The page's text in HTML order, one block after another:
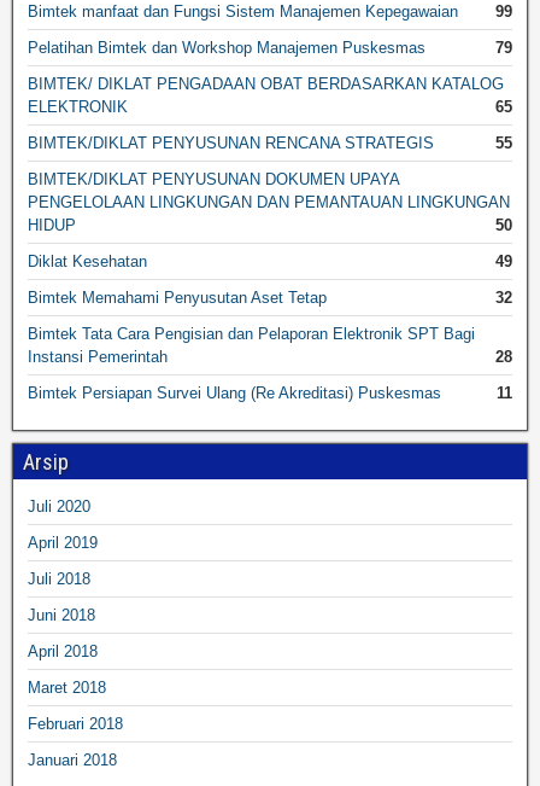
Bimtek manfaat dan Fungsi Sistem Manajemen Kepegawaian
99
Pelatihan Bimtek dan Workshop Manajemen Puskesmas
79
BIMTEK/ DIKLAT PENGADAAN OBAT BERDASARKAN KATALOG
ELEKTRONIK
65
BIMTEK/DIKLAT PENYUSUNAN RENCANA STRATEGIS
55
BIMTEK/DIKLAT PENYUSUNAN DOKUMEN UPAYA
PENGELOLAAN LINGKUNGAN DAN PEMANTAUAN LINGKUNGAN
HIDUP
50
Diklat Kesehatan
49
Bimtek Memahami Penyusutan Aset Tetap
32
Bimtek Tata Cara Pengisian dan Pelaporan Elektronik SPT Bagi
Instansi Pemerintah
28
Bimtek Persiapan Survei Ulang (Re Akreditasi) Puskesmas
11
Arsip
Juli 2020
April 2019
Juli 2018
Juni 2018
April 2018
Maret 2018
Februari 2018
Januari 2018